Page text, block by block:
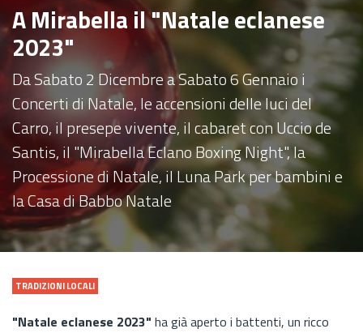
A Mirabella il "Natale eclanese
2023"
Da Sabato 2 Dicembre a Sabato 6 Gennaio i
Concerti di Natale, le accensioni delle luci del
Carro, il presepe vivente, il cabaret con Uccio de
Santis, il "Mirabella Eclano Boxing Night", la
Processione di Natale, il Luna Park per bambini e
la Casa di Babbo Natale
TRADIZIONI LOCALI
"Natale eclanese 2023" ha già aperto i battenti, un ricco